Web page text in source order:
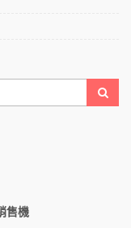
售機